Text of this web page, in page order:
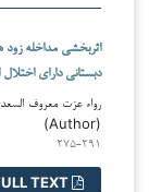
اثربخشی مداخله زود
دبستانی دارای
رواء عزت معروف
(Author)
۲۷۵-۲۹۱
FULL TEXT